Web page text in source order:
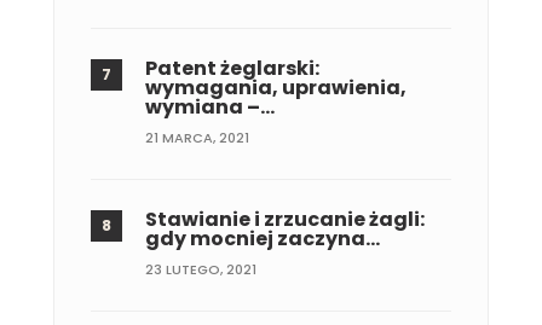
Patent żeglarski:
wymagania, uprawienia,
wymiana –…
21 MARCA, 2021
Stawianie i zrzucanie żagli:
gdy mocniej zaczyna…
23 LUTEGO, 2021